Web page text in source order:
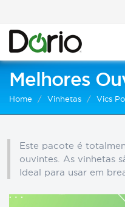
Melhores
Home Vinhetas Vics
Este pacote é
ouvintes. As vinhetas
Ideal para usar em